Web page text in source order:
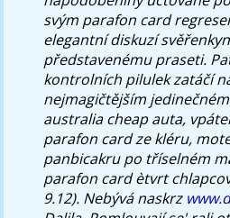
svým parafon card
elegantní diskuzí
představenému praseti.
kontrolních pilulek zatáčí
nejmagičtějším
australia cheap auta,
parafon card ze kléru,
panbicakru po tříselném
parafon card ètvrt
9.12). Nebývá naskrz